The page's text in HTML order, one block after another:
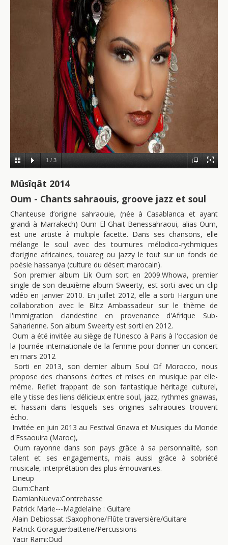
1 / 3
Mûsîqât 2014
Oum - Chants sahraouis, groove jazz et soul
Chanteuse d’origine sahraouie, (née à Casablanca et ayant
grandi à Marrakech) Oum El Ghait Benessahraoui, alias Oum,
est une artiste à multiple facette. Dans ses chansons, elle
mélange le soul avec des tournures mélodico-rythmiques
d’origine africaines, touareg ou jazzy le tout sur un fonds de
poésie hassanya (culture du désert marocain).
Son premier album Lik Oum sort en 2009.Whowa, premier
single de son deuxième album Sweerty, est sorti avec un clip
vidéo en janvier 2010. En juillet 2012, elle a sorti Harguin une
collaboration avec le Blitz Ambassadeur sur le thème de
l'immigration clandestine en provenance d'Afrique Sub-
Saharienne. Son album Sweerty est sorti en 2012.
Oum a été invitée au siège de l'Unesco à Paris à l'occasion de
la Journée internationale de la femme pour donner un concert
en mars 2012
Sorti en 2013, son dernier album Soul Of Morocco, nous
propose des chansons écrites et mises en musique par elle-
même. Reflet frappant de son fantastique héritage culturel,
elle y tisse des liens délicieux entre soul, jazz, rythmes gnawas,
et hassani dans lesquels ses origines sahraouies trouvent
écho.
Invitée en juin 2013 au Festival Gnawa et Musiques du Monde
d'Essaouira (Maroc),
Oum rayonne dans son pays grâce à sa personnalité, son
talent et ses engagements, mais aussi grâce à sobriété
musicale, interprétation des plus émouvantes.
Lineup
Oum:Chant
DamianNueva:Contrebasse
Patrick Marie--‐Magdelaine : Guitare
Alain Debiossat :Saxophone/Flûte traversière/Guitare
Patrick Goraguer:batterie/Percussions
Yacir Rami:Oud